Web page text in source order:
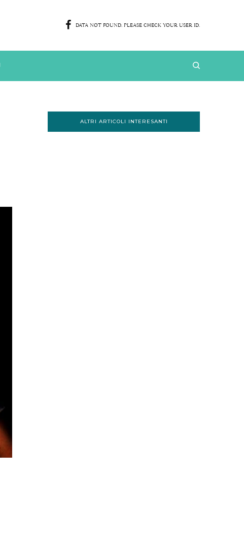
DATA NOT FOUND. PLEASE CHECK YOUR USER ID.
ALTRI ARTICOLI INTERESANTI